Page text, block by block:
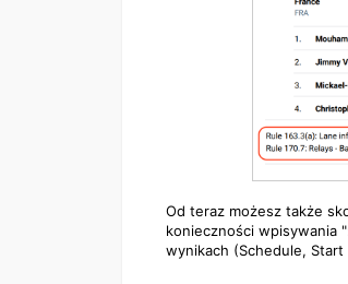
Od teraz możesz także
konieczności wpisywania
wynikach (Schedule,